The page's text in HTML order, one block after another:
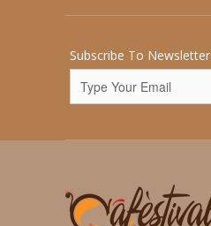
Subscribe To Newsletter